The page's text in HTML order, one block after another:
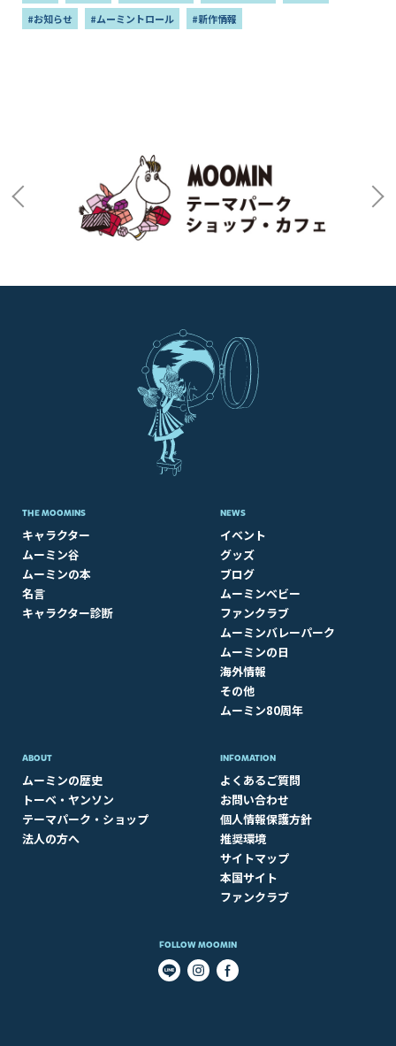
#お知らせ
#ムーミントロール #新作情報
THE MOOMINS
キャラクター
ムーミン谷
ムーミンの本
名言
キャラクター診断
NEWS
イベント
グッズ
ブログ
ムーミンベビー
ファンクラブ
ムーミンバレーパーク
ムーミンの日
海外情報
その他
ムーミン80周年
ABOUT​
ムーミンの歴史
トーベ・ヤンソン
テーマパーク・ショップ
法人の方へ
INFOMATION
よくあるご質問
お問い合わせ
個人情報保護方針
推奨環境
サイトマップ
本国サイト
ファンクラブ
FOLLOW MOOMIN